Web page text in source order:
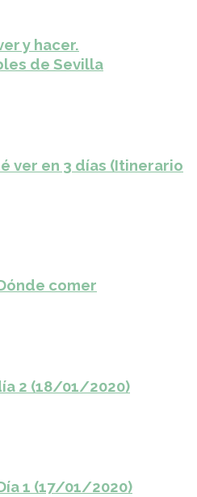
y hacer.
de Sevilla
ver en 3 días (Itinerario
comer
2 (18/01/2020)
1 (17/01/2020)